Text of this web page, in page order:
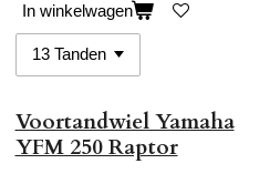
In winkelwagen
Voortandwiel Yamaha
YFM 250 Raptor